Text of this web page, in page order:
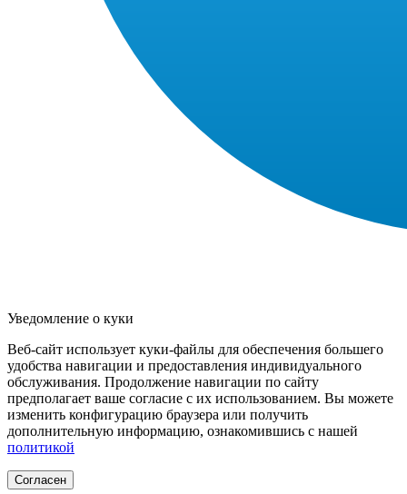
Уведомление о куки
Веб-сайт использует куки-файлы для обеспечения большего
удобства навигации и предоставления индивидуального
обслуживания. Продолжение навигации по сайту
предполагает ваше согласие с их использованием. Вы можете
изменить конфигурацию браузера или получить
дополнительную информацию, ознакомившись с нашей
политикой
Согласен